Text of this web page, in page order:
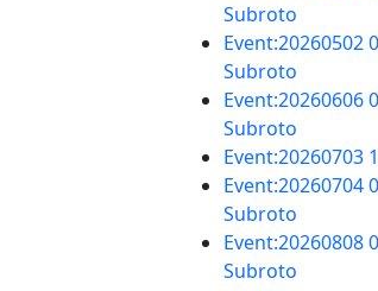
Subroto
Event:20260502
Subroto
Event:20260606
Subroto
Event:20260703
Event:20260704
Subroto
Event:20260808
Subroto